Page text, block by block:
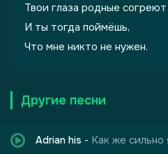
Твои глаза родные
И ты тогда поймёшь,
Что мне никто не нужен.
Другие песни
Adrian his - Как же сильно я